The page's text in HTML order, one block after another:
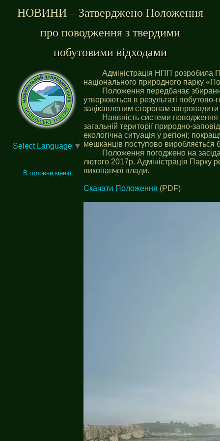
НОВИНИ – Затверджено Положення
про поводження з твердими
побутовими відходами
Select Language ▼
В головне меню
Адміністрація НПП розробила
національного природного парку
Положення передбачає
утворюються в результаті побутово-
зацікавленим сторонам
Наявність системи
загальній території природно-
екологічна ситуація у регіоні;
мешканців поступово
Положення погоджено на
лютого 2017р. Адміністрація
виконавчої влади.
Скачати Положення (PDF)